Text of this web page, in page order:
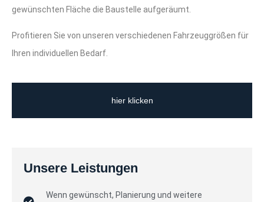
gewünschten Fläche die Baustelle aufgeräumt.
Profitieren Sie von unseren verschiedenen Fahrzeuggrößen für
Ihren individuellen Bedarf.
hier klicken
Unsere Leistungen
Wenn gewünscht, Planierung und weitere